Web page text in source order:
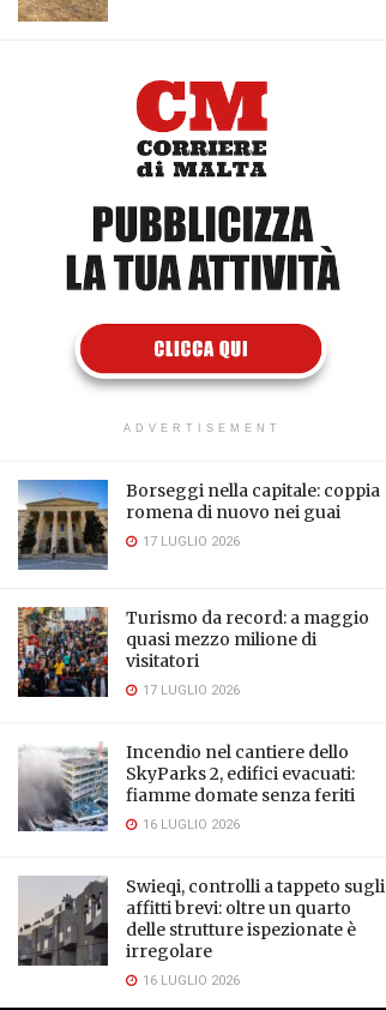
ADVERTISEMENT
Borseggi nella capitale: coppia
romena di nuovo nei guai
17 LUGLIO 2026
Turismo da record: a maggio
quasi mezzo milione di
visitatori
17 LUGLIO 2026
Incendio nel cantiere dello
SkyParks 2, edifici evacuati:
fiamme domate senza feriti
16 LUGLIO 2026
Swieqi, controlli a tappeto sugli
affitti brevi: oltre un quarto
delle strutture ispezionate è
irregolare
16 LUGLIO 2026